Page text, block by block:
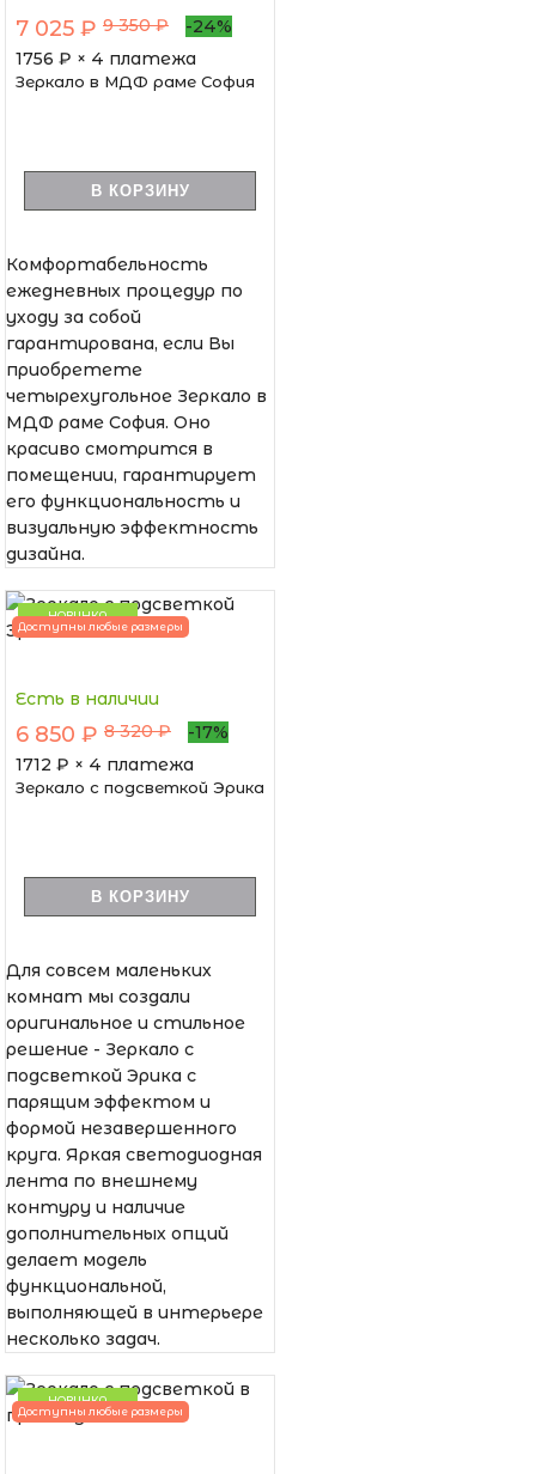
7 025 ₽ 9 350 ₽
-24%
1756 ₽ × 4 платежа
Зеркало в МДФ раме София
В КОРЗИНУ
Комфортабельность
ежедневных процедур по
уходу за собой
гарантирована, если Вы
приобретете
четырехугольное Зеркало в
МДФ раме София. Оно
красиво смотрится в
помещении, гарантирует
его функциональность и
визуальную эффектность
дизайна.
НОВИНКА
Доступны любые размеры
Есть в наличии
6 850 ₽ 8 320 ₽
-17%
1712 ₽ × 4 платежа
Зеркало с подсветкой Эрика
В КОРЗИНУ
Для совсем маленьких
комнат мы создали
оригинальное и стильное
решение - Зеркало с
подсветкой Эрика с
парящим эффектом и
формой незавершенного
круга. Яркая светодиодная
лента по внешнему
контуру и наличие
дополнительных опций
делает модель
функциональной,
выполняющей в интерьере
несколько задач.
НОВИНКА
Доступны любые размеры